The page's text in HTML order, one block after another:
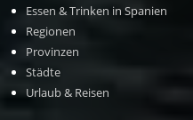
Essen & Trinken in Spanien
Regionen
Provinzen
Städte
Urlaub & Reisen